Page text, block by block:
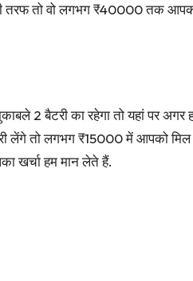
तो वो लगभग ₹40000 तक
2 बैटरी का रहेगा तो यहां पर
तो लगभग ₹15000 में आपको मिल
खर्चा हम मान लेते हैं.